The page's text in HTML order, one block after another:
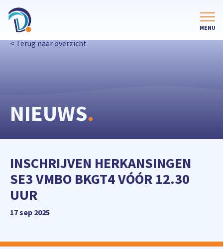
< Terug naar overzicht
NIEUWS.
INSCHRIJVEN HERKANSINGEN
SE3 VMBO BKGT4 VÓÓR 12.30
UUR
17 sep 2025